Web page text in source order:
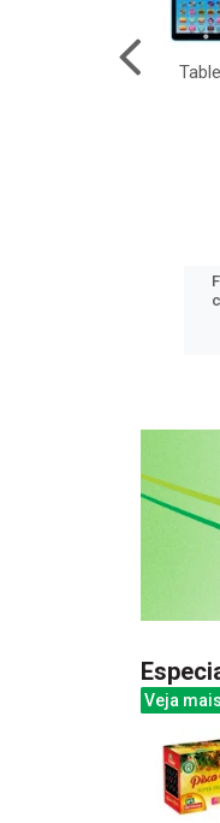
Veja mais